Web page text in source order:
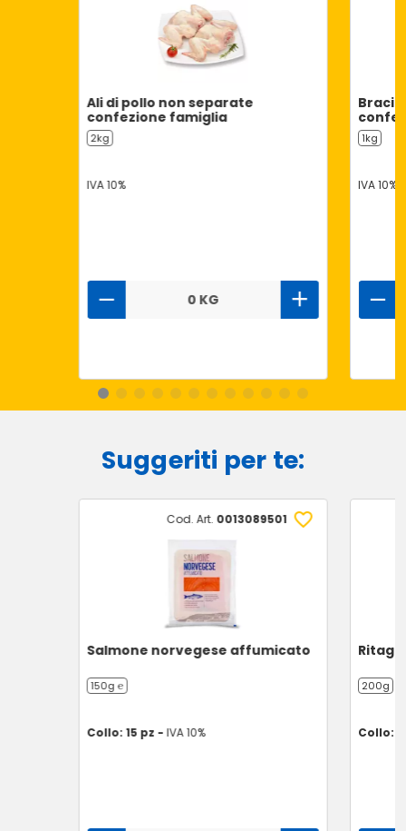
Ali di pollo non separate
confezione famiglia
2kg
IVA 10%
0 KG
1kg
IVA 10%
Suggeriti per te:
Cod. Art. 0013089501
Salmone norvegese affumicato
150g ℮
Collo: 15 pz - IVA 10%
200g
Collo: